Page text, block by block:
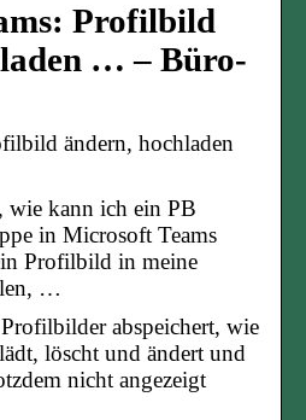
Profilbild
… – Büro-
ändern, hochladen
kann ich ein PB
in Microsoft Teams
Profilbild in meine
…
abspeichert, wie
löscht und ändert und
nicht angezeigt